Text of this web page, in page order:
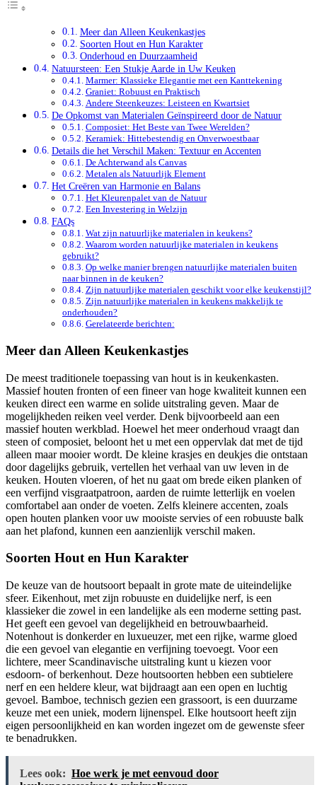
Meer dan Alleen Keukenkastjes
Soorten Hout en Hun Karakter
Onderhoud en Duurzaamheid
Natuursteen: Een Stukje Aarde in Uw Keuken
Marmer: Klassieke Elegantie met een Kanttekening
Graniet: Robuust en Praktisch
Andere Steenkeuzes: Leisteen en Kwartsiet
De Opkomst van Materialen Geïnspireerd door de Natuur
Composiet: Het Beste van Twee Werelden?
Keramiek: Hittebestendig en Onverwoestbaar
Details die het Verschil Maken: Textuur en Accenten
De Achterwand als Canvas
Metalen als Natuurlijk Element
Het Creëren van Harmonie en Balans
Het Kleurenpalet van de Natuur
Een Investering in Welzijn
FAQs
Wat zijn natuurlijke materialen in keukens?
Waarom worden natuurlijke materialen in keukens
gebruikt?
Op welke manier brengen natuurlijke materialen buiten
naar binnen in de keuken?
Zijn natuurlijke materialen geschikt voor elke keukenstijl?
Zijn natuurlijke materialen in keukens makkelijk te
onderhouden?
Gerelateerde berichten:
Meer dan Alleen Keukenkastjes
De meest traditionele toepassing van hout is in keukenkasten.
Massief houten fronten of een fineer van hoge kwaliteit kunnen een
keuken direct een warme en solide uitstraling geven. Maar de
mogelijkheden reiken veel verder. Denk bijvoorbeeld aan een
massief houten werkblad. Hoewel het meer onderhoud vraagt dan
steen of composiet, beloont het u met een oppervlak dat met de tijd
alleen maar mooier wordt. De kleine krasjes en deukjes die ontstaan
door dagelijks gebruik, vertellen het verhaal van uw leven in de
keuken. Houten vloeren, of het nu gaat om brede eiken planken of
een verfijnd visgraatpatroon, aarden de ruimte letterlijk en voelen
comfortabel aan onder de voeten. Zelfs kleinere accenten, zoals
open houten planken voor uw mooiste servies of een robuuste balk
aan het plafond, kunnen een aanzienlijk verschil maken.
Soorten Hout en Hun Karakter
De keuze van de houtsoort bepaalt in grote mate de uiteindelijke
sfeer. Eikenhout, met zijn robuuste en duidelijke nerf, is een
klassieker die zowel in een landelijke als een moderne setting past.
Het geeft een gevoel van degelijkheid en betrouwbaarheid.
Notenhout is donkerder en luxueuzer, met een rijke, warme gloed
die een gevoel van elegantie en verfijning toevoegt. Voor een
lichtere, meer Scandinavische uitstraling kunt u kiezen voor
esdoorn- of berkenhout. Deze houtsoorten hebben een subtielere
nerf en een heldere kleur, wat bijdraagt aan een open en luchtig
gevoel. Bamboe, technisch gezien een grassoort, is een duurzame
keuze met een uniek, modern lijnenspel. Elke houtsoort heeft zijn
eigen persoonlijkheid en kan worden ingezet om de gewenste sfeer
te benadrukken.
Lees ook: Hoe werk je met eenvoud door